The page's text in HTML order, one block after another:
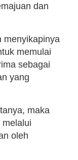
dan
menyikapinya
memulai
sebagai
yang
maka
oleh